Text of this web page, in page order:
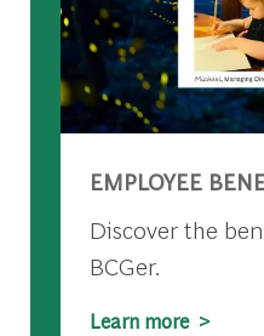
EMPLOYEE
Discover the
BCGer.
Learn more >